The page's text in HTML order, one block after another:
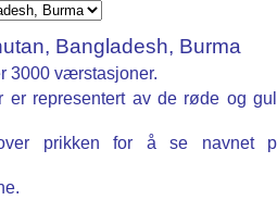
Bangladesh, Burma
3000 værstasjoner.
er representert av de røde og
prikken for å se navnet